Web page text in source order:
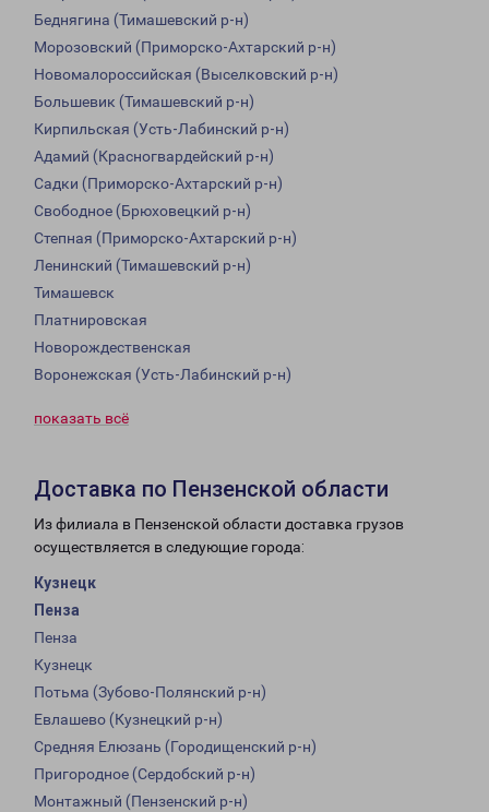
Беднягина (Тимашевский р-н)
Морозовский (Приморско-Ахтарский р-н)
Новомалороссийская (Выселковский р-н)
Большевик (Тимашевский р-н)
Кирпильская (Усть-Лабинский р-н)
Адамий (Красногвардейский р-н)
Садки (Приморско-Ахтарский р-н)
Свободное (Брюховецкий р-н)
Степная (Приморско-Ахтарский р-н)
Ленинский (Тимашевский р-н)
Тимашевск
Платнировская
Новорождественская
Воронежская (Усть-Лабинский р-н)
показать всё
Доставка по Пензенской области
Из филиала в Пензенской области доставка грузов
осуществляется в следующие города:
Кузнецк
Пенза
Пенза
Кузнецк
Потьма (Зубово-Полянский р-н)
Евлашево (Кузнецкий р-н)
Средняя Елюзань (Городищенский р-н)
Пригородное (Сердобский р-н)
Монтажный (Пензенский р-н)